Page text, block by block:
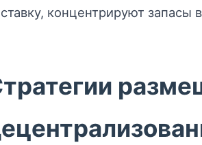
концентрируют запасы